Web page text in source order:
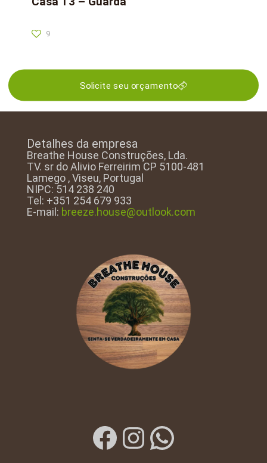
9
Solicite seu orçamento
Detalhes da empresa
Breathe House Construções, Lda.
TV. sr do Alivio Ferreirim CP 5100-481
Lamego , Viseu, Portugal
NIPC: 514 238 240
Tel: +351 254 679 933
E-mail: breeze.house@outlook.com
Facebook
Instagram